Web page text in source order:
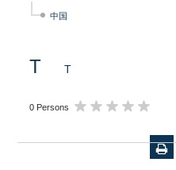
中国
T T
0 Persons